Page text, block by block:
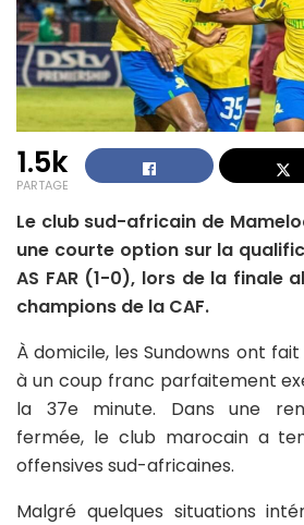
1.5k
PARTAGE
Le club sud-africain de
une courte option sur la
AS FAR (1-0), lors de la finale
champions de la CAF.
À domicile, les Sundowns ont
à un coup franc parfaitement
la 37e minute. Dans une
fermée, le club marocain a
offensives sud-africaines.
Malgré quelques situations